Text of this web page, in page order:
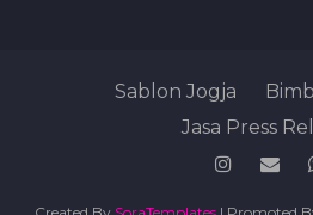
Sablon Jogja
Jasa Press